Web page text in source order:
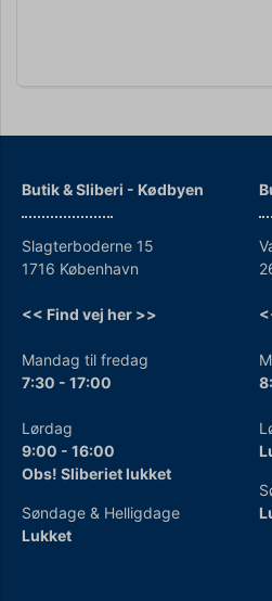
Butik & Sliberi - Kødbyen
Slagterboderne 15
1716 København
<< Find vej her >>
Mandag til fredag
7:30 - 17:00
Lørdag
9:00 - 16:00
Obs! Sliberiet lukket
Søndage & Helligdage
Lukket